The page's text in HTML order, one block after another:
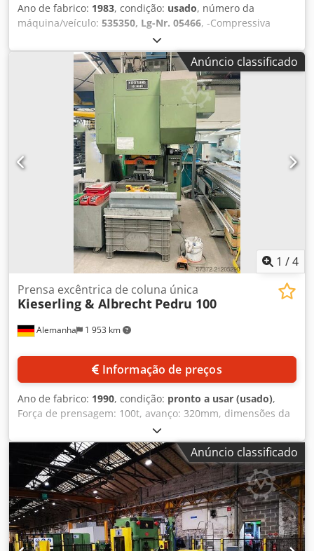
Ano de fabrico: 1983, condição: usado, número da
máquina/veículo: 535350, Lg-Nr. 05466, -Compressiva
força 100 t -Garganta 320mm -Amplo carrinho abaixo o
guia 400mm -Tamanho da tabela ca. 850 x 610 mm -Buraco
de diarreia descontinuado na tabela 335 / 300mm -
espessura do aperto da mesa placa 90mm -GR, altura
aprox. 300 mm -Área êmbolo 600 x 335 mm -Altura
ajustável do RAM 80 mm -Ajuste de curso 10-130 mm -
Emissões er cubo na RAM 32 mm -Operação contínua
velocidade aproximadamente 56 / min -Unidade de 380 V /
11 kW -Espaço sobre H B 1900 x 2800 X 2200mm -Peso
aproximadamente 9000 kg Dcsdpfx Ade E A Tmszjk -com:-
UVV pressione backup controlador PREVENTA -C. +
embreagem acionada pneumaticamente Sistema auxiliar
de travagem - LUTEX -Lubrificação central
Anúncio classificado
1 /4
Alemanha 1 953 km
Prensa excêntrica de coluna única
Kieserling & Albrecht Pedru 100
Informação de preços
Ano de fabrico: 1990, condição: pronto a usar (usado),
Força de prensagem: 100t, avanço: 320mm, dimensões da
mesa X/Y: 850mm/610mm, dimensões do pistão X/Y:
600mm/355mm, curso: 10mm-130mm, ajuste do pistão:
80mm, número de cursos: 56/min, altura de instalação:
300mm, dimensões da máquina X/Y/Z: aprox.
1900mm/1900mm/3150mm, peso: aprox. 9000kg. Uma
visita local é possível. Dcedpfxsyiflmj Adzok
Anúncio classificado